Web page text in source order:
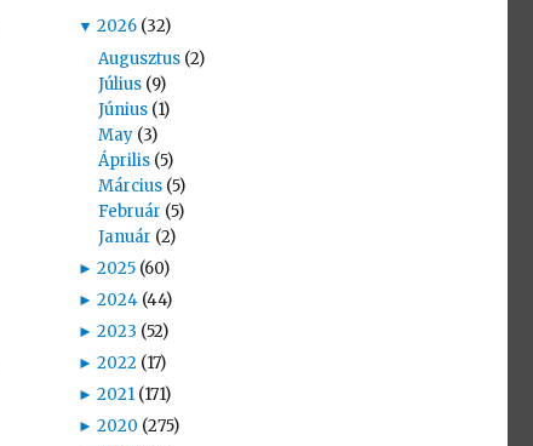
▼ 2026 (32)
Augusztus (2)
Július (9)
Június (1)
May (3)
Április (5)
Március (5)
Február (5)
Január (2)
► 2025 (60)
► 2024 (44)
► 2023 (52)
► 2022 (17)
► 2021 (171)
► 2020 (275)